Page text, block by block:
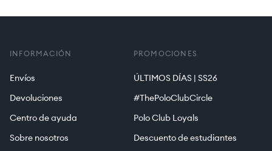
INFORMACIÓN
Envíos
Devoluciones
Centro de ayuda
Sobre nosotros
PROMOCIONES
ÚLTIMOS DÍAS | SS26
#ThePoloClubCircle
Polo Club Loyals
Descuento de estudiantes